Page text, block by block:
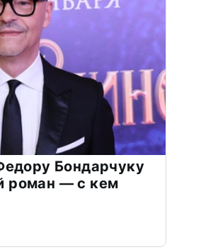
Бондарчуку
роман — с кем